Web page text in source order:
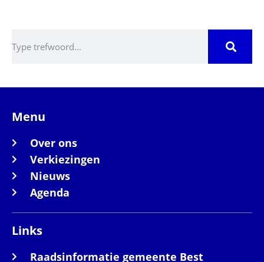
Menu
Over ons
Verkiezingen
Nieuws
Agenda
Links
Raadsinformatie gemeente Best